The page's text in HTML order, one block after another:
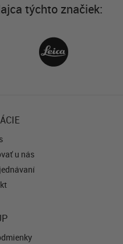
týchto značiek:
u nás